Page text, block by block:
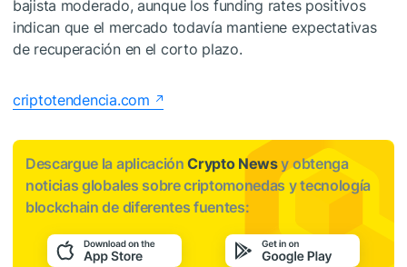
bajista moderado, aunque los funding rates positivos
indican que el mercado todavía mantiene expectativas
de recuperación en el corto plazo.
criptotendencia.com
Descargue la aplicaciónCrypto Newsy obtenga
noticias globales sobre criptomonedas y tecnología
blockchain de diferentes fuentes: